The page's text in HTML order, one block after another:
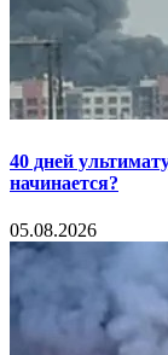
40 дней
начинается?
05.08.2026